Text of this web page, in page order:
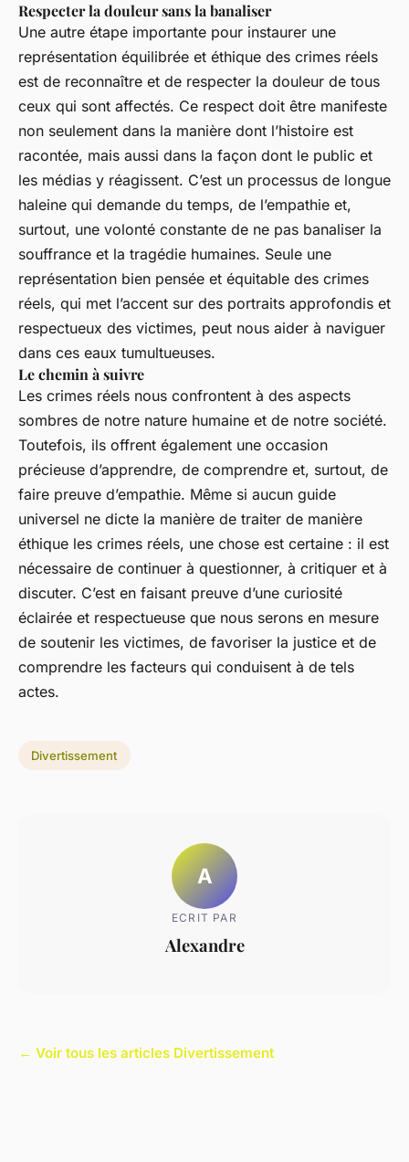
Respecter la douleur sans la banaliser
Une autre étape importante pour instaurer une
représentation équilibrée et éthique des crimes réels
est de reconnaître et de respecter la douleur de tous
ceux qui sont affectés. Ce respect doit être manifeste
non seulement dans la manière dont l’histoire est
racontée, mais aussi dans la façon dont le public et
les médias y réagissent. C’est un processus de longue
haleine qui demande du temps, de l’empathie et,
surtout, une volonté constante de ne pas banaliser la
souffrance et la tragédie humaines. Seule une
représentation bien pensée et équitable des crimes
réels, qui met l’accent sur des portraits approfondis et
respectueux des victimes, peut nous aider à naviguer
dans ces eaux tumultueuses.
Le chemin à suivre
Les crimes réels nous confrontent à des aspects
sombres de notre nature humaine et de notre société.
Toutefois, ils offrent également une occasion
précieuse d’apprendre, de comprendre et, surtout, de
faire preuve d’empathie. Même si aucun guide
universel ne dicte la manière de traiter de manière
éthique les crimes réels, une chose est certaine : il est
nécessaire de continuer à questionner, à critiquer et à
discuter. C’est en faisant preuve d’une curiosité
éclairée et respectueuse que nous serons en mesure
de soutenir les victimes, de favoriser la justice et de
comprendre les facteurs qui conduisent à de tels
actes.
Divertissement
A
ECRIT PAR
Alexandre
← Voir tous les articles Divertissement